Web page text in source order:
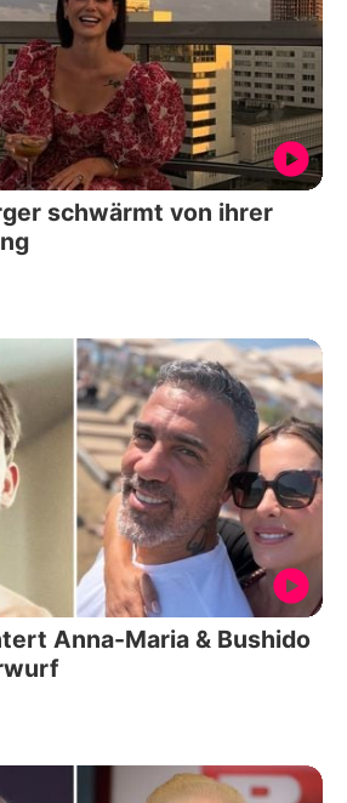
schwärmt von ihrer
Anna-Maria & Bushido